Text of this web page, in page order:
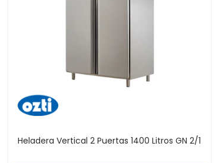
Heladera Vertical 2 Puertas 1400 Litros GN 2/1